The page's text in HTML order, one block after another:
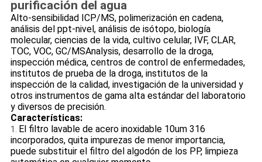
purificación del agua
Alto-sensibilidad ICP/MS, polimerización en cadena,
análisis del ppt-nivel, análisis de isótopo, biología
molecular, ciencias de la vida, cultivo celular, IVF, CLAR,
TOC, VOC, GC/MSAnalysis, desarrollo de la droga,
inspección médica, centros de control de enfermedades,
institutos de prueba de la droga, institutos de la
inspección de la calidad, investigación de la universidad y
otros instrumentos de gama alta estándar del laboratorio
y diversos de precisión.
Características:
1. El filtro lavable de acero inoxidable 10um 316
incorporados, quita impurezas de menor importancia,
puede substituir el filtro del algodón de los PP, limpieza